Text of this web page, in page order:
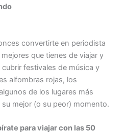
convertirte en periodista
que tienes de viajar y
festivales de música y
alfombras rojas, los
de los lugares más
mejor (o su peor) momento.
para viajar con las 50